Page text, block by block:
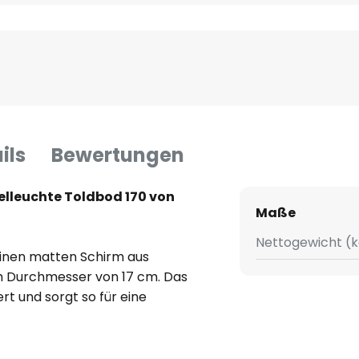
Bewertungen
Toldbod 170 von
matten Schirm aus
von 17 cm. Das
und sorgt so für eine
Maße
Nettogewicht